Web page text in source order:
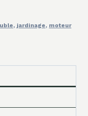
, jardinage, moteur